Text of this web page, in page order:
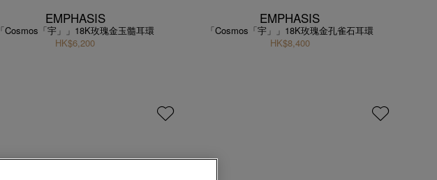
EMPHASIS
「Cosmos「宇」」18K玫瑰金玉髓耳環
HK$6,200
EMPHASIS
「Cosmos「宇」」18K玫瑰金孔雀石耳環
HK$8,400